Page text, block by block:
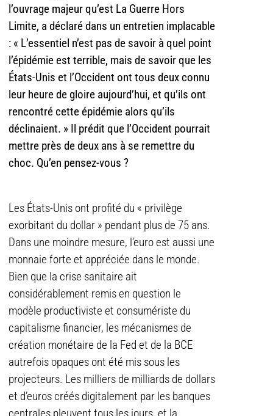
l’ouvrage majeur qu’est La Guerre Hors
Limite, a déclaré dans un entretien implacable
: « L’essentiel n’est pas de savoir à quel point
l’épidémie est terrible, mais de savoir que les
États-Unis et l’Occident ont tous deux connu
leur heure de gloire aujourd’hui, et qu’ils ont
rencontré cette épidémie alors qu’ils
déclinaient. » Il prédit que l’Occident pourrait
mettre près de deux ans à se remettre du
choc. Qu’en pensez-vous ?
Les États-Unis ont profité du « privilège
exorbitant du dollar » pendant plus de 75 ans.
Dans une moindre mesure, l’euro est aussi une
monnaie forte et appréciée dans le monde.
Bien que la crise sanitaire ait
considérablement remis en question le
modèle productiviste et consumériste du
capitalisme financier, les mécanismes de
création monétaire de la Fed et de la BCE
autrefois opaques ont été mis sous les
projecteurs. Les milliers de milliards de dollars
et d’euros créés digitalement par les banques